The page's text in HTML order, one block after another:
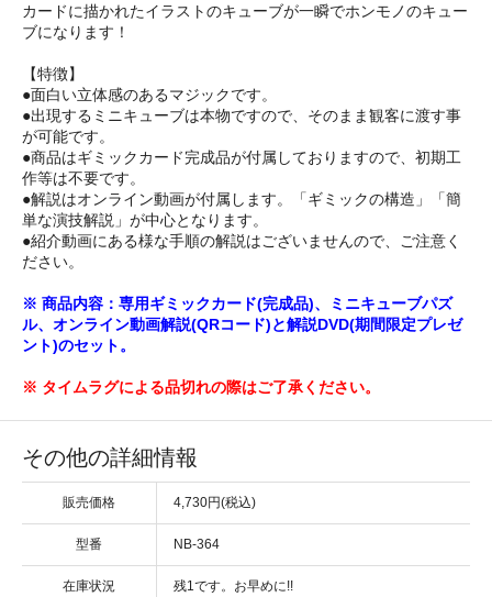
カードに描かれたイラストのキューブが一瞬でホンモノのキュー
ブになります！
【特徴】
●面白い立体感のあるマジックです。
●出現するミニキューブは本物ですので、そのまま観客に渡す事
が可能です。
●商品はギミックカード完成品が付属しておりますので、初期工
作等は不要です。
●解説はオンライン動画が付属します。「ギミックの構造」「簡
単な演技解説」が中心となります。
●紹介動画にある様な手順の解説はございませんので、ご注意く
ださい。
※ 商品内容：専用ギミックカード(完成品)、ミニキューブパズ
ル、オンライン動画解説(QRコード)と解説DVD(期間限定プレゼ
ント)のセット。
※ タイムラグによる品切れの際はご了承ください。
その他の詳細情報
販売価格 4,730円(税込)
型番 NB-364
在庫状況 残1です。お早めに!!